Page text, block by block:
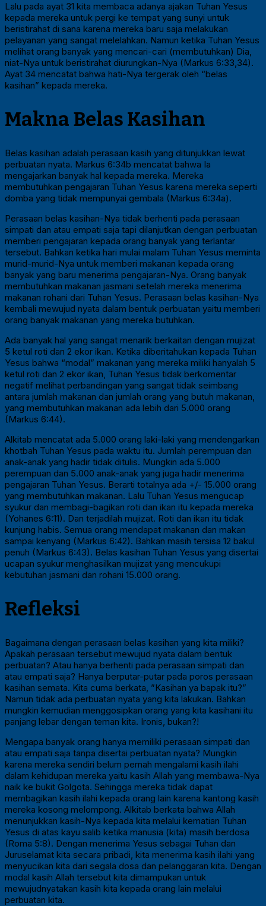
Lalu pada ayat 31 kita membaca adanya ajakan Tuhan Yesus
kepada mereka untuk pergi ke tempat yang sunyi untuk
beristirahat di sana karena mereka baru saja melakukan
pelayanan yang sangat melelahkan. Namun ketika Tuhan Yesus
melihat orang banyak yang mencari-cari (membutuhkan) Dia,
niat-Nya untuk beristirahat diurungkan-Nya (Markus 6:33,34).
Ayat 34 mencatat bahwa hati-Nya tergerak oleh “belas
kasihan” kepada mereka.
Makna Belas Kasihan
Belas kasihan adalah perasaan kasih yang ditunjukkan lewat
perbuatan nyata. Markus 6:34b mencatat bahwa Ia
mengajarkan banyak hal kepada mereka. Mereka
membutuhkan pengajaran Tuhan Yesus karena mereka seperti
domba yang tidak mempunyai gembala (Markus 6:34a).
Perasaan belas kasihan-Nya tidak berhenti pada perasaan
simpati dan atau empati saja tapi dilanjutkan dengan perbuatan
memberi pengajaran kepada orang banyak yang terlantar
tersebut. Bahkan ketika hari mulai malam Tuhan Yesus meminta
murid-murid-Nya untuk memberi makanan kepada orang
banyak yang baru menerima pengajaran-Nya. Orang banyak
membutuhkan makanan jasmani setelah mereka menerima
makanan rohani dari Tuhan Yesus. Perasaan belas kasihan-Nya
kembali mewujud nyata dalam bentuk perbuatan yaitu memberi
orang banyak makanan yang mereka butuhkan.
Ada banyak hal yang sangat menarik berkaitan dengan mujizat
5 ketul roti dan 2 ekor ikan. Ketika diberitahukan kepada Tuhan
Yesus bahwa “modal” makanan yang mereka miliki hanyalah 5
ketul roti dan 2 ekor ikan, Tuhan Yesus tidak berkomentar
negatif melihat perbandingan yang sangat tidak seimbang
antara jumlah makanan dan jumlah orang yang butuh makanan,
yang membutuhkan makanan ada lebih dari 5.000 orang
(Markus 6:44).
Alkitab mencatat ada 5.000 orang laki-laki yang mendengarkan
khotbah Tuhan Yesus pada waktu itu. Jumlah perempuan dan
anak-anak yang hadir tidak ditulis. Mungkin ada 5.000
perempuan dan 5.000 anak-anak yang juga hadir menerima
pengajaran Tuhan Yesus. Berarti totalnya ada +/- 15.000 orang
yang membutuhkan makanan. Lalu Tuhan Yesus mengucap
syukur dan membagi-bagikan roti dan ikan itu kepada mereka
(Yohanes 6:11). Dan terjadilah mujizat. Roti dan ikan itu tidak
kunjung habis. Semua orang mendapat makanan dan makan
sampai kenyang (Markus 6:42). Bahkan masih tersisa 12 bakul
penuh (Markus 6:43). Belas kasihan Tuhan Yesus yang disertai
ucapan syukur menghasilkan mujizat yang mencukupi
kebutuhan jasmani dan rohani 15.000 orang.
Refleksi
Bagaimana dengan perasaan belas kasihan yang kita miliki?
Apakah perasaan tersebut mewujud nyata dalam bentuk
perbuatan? Atau hanya berhenti pada perasaan simpati dan
atau empati saja? Hanya berputar-putar pada poros perasaan
kasihan semata. Kita cuma berkata, ”Kasihan ya bapak itu?”
Namun tidak ada perbuatan nyata yang kita lakukan. Bahkan
mungkin kemudian menggosipkan orang yang kita kasihani itu
panjang lebar dengan teman kita. Ironis, bukan?!
Mengapa banyak orang hanya memiliki perasaan simpati dan
atau empati saja tanpa disertai perbuatan nyata? Mungkin
karena mereka sendiri belum pernah mengalami kasih ilahi
dalam kehidupan mereka yaitu kasih Allah yang membawa-Nya
naik ke bukit Golgota. Sehingga mereka tidak dapat
membagikan kasih ilahi kepada orang lain karena kantong kasih
mereka kosong melompong. Alkitab berkata bahwa Allah
menunjukkan kasih-Nya kepada kita melalui kematian Tuhan
Yesus di atas kayu salib ketika manusia (kita) masih berdosa
(Roma 5:8). Dengan menerima Yesus sebagai Tuhan dan
Juruselamat kita secara pribadi, kita menerima kasih ilahi yang
menyucikan kita dari segala dosa dan pelanggaran kita. Dengan
modal kasih Allah tersebut kita dimampukan untuk
mewujudnyatakan kasih kita kepada orang lain melalui
perbuatan kita.